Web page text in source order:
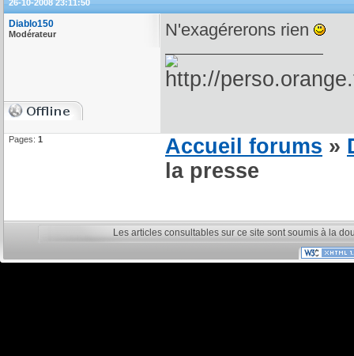
26-10-2008 23:11:50
Diablo150
Modérateur N'exagérerons rien
Pages: 1 Accueil forums »
la presse
Les articles consultables sur ce site sont soumis à la